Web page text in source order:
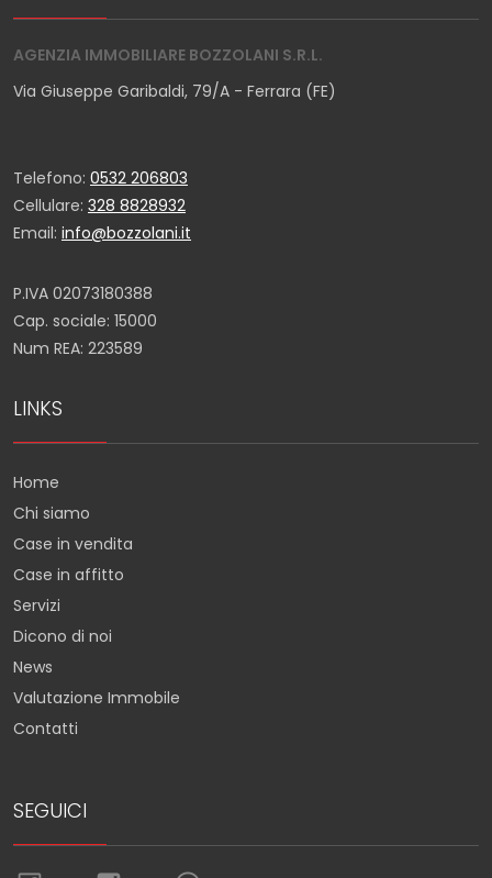
AGENZIA IMMOBILIARE BOZZOLANI S.R.L.
Via Giuseppe Garibaldi, 79/A - Ferrara (FE)
Telefono: 0532 206803
Cellulare: 328 8828932
Email: info@bozzolani.it
P.IVA 02073180388
Cap. sociale: 15000
Num REA: 223589
LINKS
Home
Chi siamo
Case in vendita
Case in affitto
Servizi
Dicono di noi
News
Valutazione Immobile
Contatti
SEGUICI